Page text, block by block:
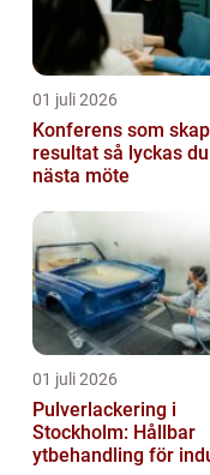
01 juli 2026
Konferens som
resultat så lyckas du med
nästa möte
01 juli 2026
Pulverlackering i
Stockholm: Hållbar
ytbehandling för